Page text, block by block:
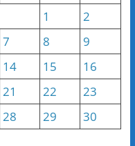
1
2
7 8
9
14 15
16
21 22
23
28 29 30